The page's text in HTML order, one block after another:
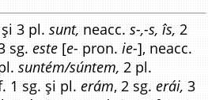
și 3 pl.sunt, neacc.s-,-s, îs,2
sg.este [e- pron. ie-], neacc.
suntém/súntem, 2 pl.
1 sg. și pl.erám, 2 sg.erái, 3